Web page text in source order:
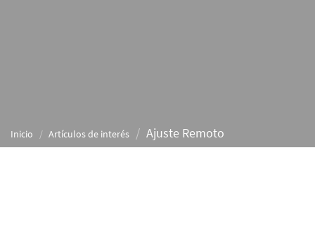
Inicio Artículos de interés Ajuste Remoto